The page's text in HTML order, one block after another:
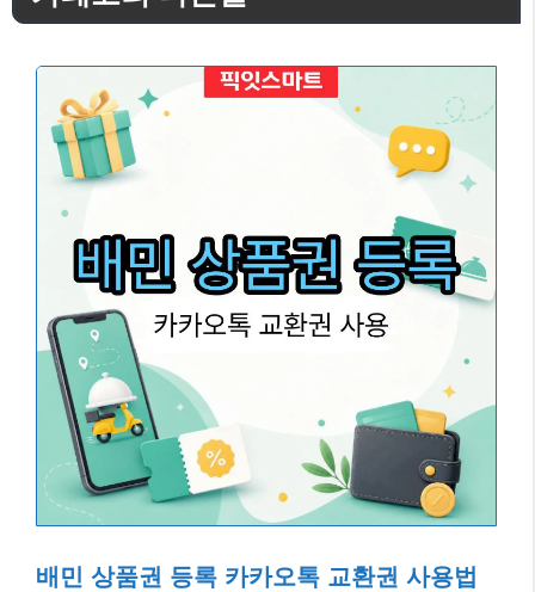
배민 상품권 등록 카카오톡 교환권 사용법